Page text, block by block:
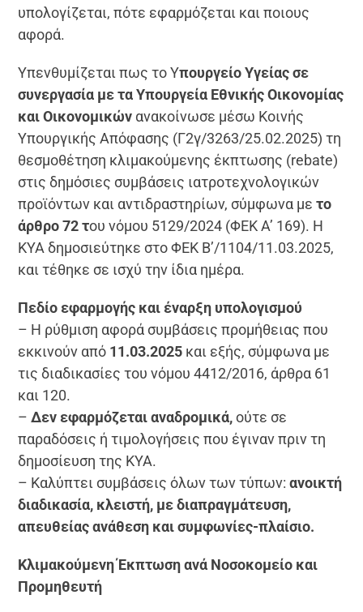
υπολογίζεται, πότε εφαρμόζεται και ποιους
αφορά.
Υπενθυμίζεται πως το Υπουργείο Υγείας σε
συνεργασία με τα Υπουργεία Εθνικής Οικονομίας
και Οικονομικών ανακοίνωσε μέσω Κοινής
Υπουργικής Απόφασης (Γ2γ/3263/25.02.2025) τη
θεσμοθέτηση κλιμακούμενης έκπτωσης (rebate)
στις δημόσιες συμβάσεις ιατροτεχνολογικών
προϊόντων και αντιδραστηρίων, σύμφωνα μετο
άρθρο 72 του νόμου 5129/2024 (ΦΕΚ Α’ 169). Η
ΚΥΑ δημοσιεύτηκε στο ΦΕΚ Β’/1104/11.03.2025,
και τέθηκε σε ισχύ την ίδια ημέρα.
Πεδίο εφαρμογής και έναρξη υπολογισμού
– Η ρύθμιση αφορά συμβάσεις προμήθειας που
εκκινούν από 11.03.2025 και εξής, σύμφωνα με
τις διαδικασίες του νόμου 4412/2016, άρθρα 61
και 120.
–Δεν εφαρμόζεται αναδρομικά,ούτε σε
παραδόσεις ή τιμολογήσεις που έγιναν πριν τη
δημοσίευση της ΚΥΑ.
– Καλύπτει συμβάσεις όλων των τύπων:ανοικτή
διαδικασία, κλειστή, με διαπραγμάτευση,
απευθείας ανάθεση και συμφωνίες-πλαίσιο.
Κλιμακούμενη Έκπτωση ανά Νοσοκομείο και
Προμηθευτή